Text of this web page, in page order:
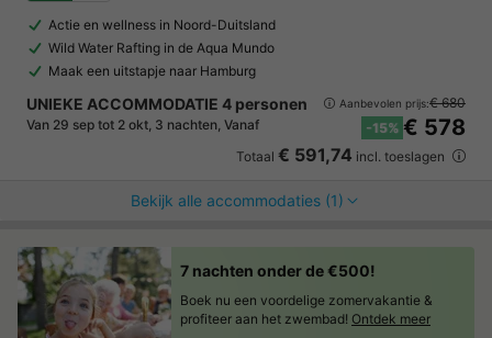
Actie en wellness in Noord-Duitsland
Wild Water Rafting in de Aqua Mundo
Maak een uitstapje naar Hamburg
UNIEKE ACCOMMODATIE 4 personen
Van 29 sep tot 2 okt, 3 nachten, Vanaf
Aanbevolen prijs:€ 680
-15% € 578
Totaal € 591,74 incl. toeslagen
Bekijk alle accommodaties (1)
7 nachten onder de €500!
Boek nu een voordelige zomervakantie &
profiteer aan het zwembad! Ontdek meer